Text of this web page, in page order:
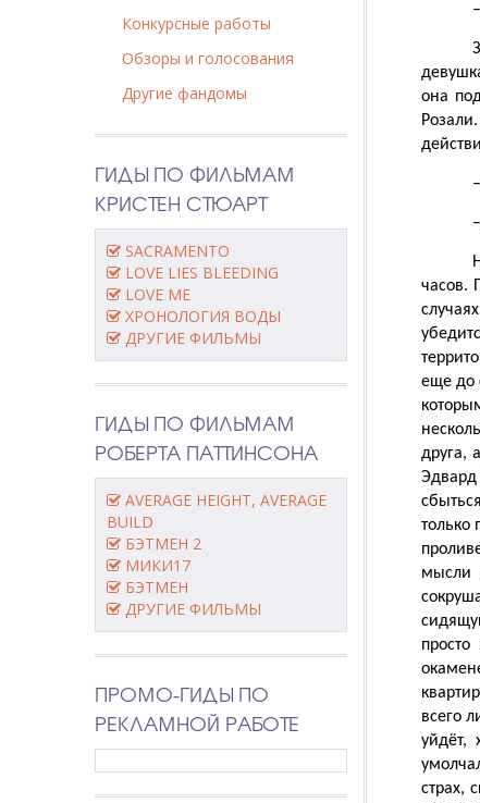
она
часов.
еще до
друга,
Эдвард
только
мысли
всего
уйдёт,
страх,
Конкурсные работы
Обзоры и голосования
Другие фандомы
ГИДЫ ПО ФИЛЬМАМ
КРИСТЕН СТЮАРТ
SACRAMENTO
LOVE LIES BLEEDING
LOVE ME
ХРОНОЛОГИЯ ВОДЫ
ДРУГИЕ ФИЛЬМЫ
ГИДЫ ПО ФИЛЬМАМ
РОБЕРТА ПАТТИНСОНА
AVERAGE HEIGHT, AVERAGE
BUILD
БЭТМЕН 2
МИКИ17
БЭТМЕН
ДРУГИЕ ФИЛЬМЫ
ПРОМО-ГИДЫ ПО
РЕКЛАМНОЙ РАБОТЕ